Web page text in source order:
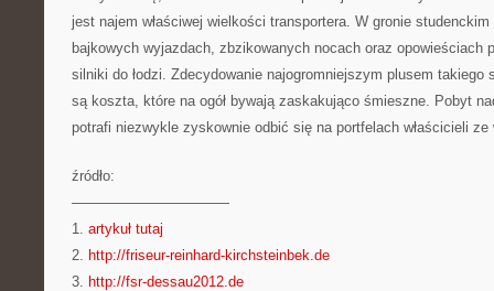
jest najem właściwej wielkości transportera. W gronie studenckim
bajkowych wyjazdach, zbzikowanych nocach oraz opowieściach
silniki do łodzi. Zdecydowanie najogromniejszym plusem takiego
są koszta, które na ogół bywają zaskakująco śmieszne. Pobyt
potrafi niezwykle zyskownie odbić się na portfelach właścicieli
źródło:
———————————
1. artykuł tutaj
2. http://friseur-reinhard-kirchsteinbek.de
3. http://fsr-dessau2012.de